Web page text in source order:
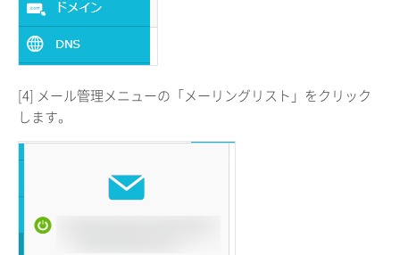
[4] メール管理メニューの「メーリングリスト」をクリック
します。